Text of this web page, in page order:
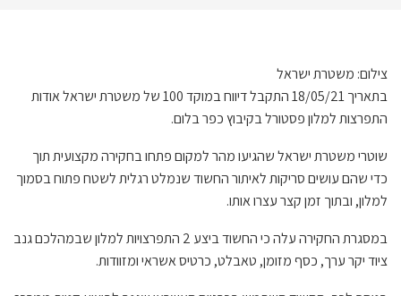
צילום: משטרת ישראל
בתאריך 18/05/21 התקבל דיווח במוקד 100 של משטרת ישראל אודות
התפרצות למלון פסטורל בקיבוץ כפר בלום.
שוטרי משטרת ישראל שהגיעו מהר למקום פתחו בחקירה מקצועית תוך
כדי שהם עושים סריקות לאיתור החשוד שנמלט רגלית לשטח פתוח בסמוך
למלון, ובתוך זמן קצר עצרו אותו.
במסגרת החקירה עלה כי החשוד ביצע 2 התפרצויות למלון שבמהלכם גנב
ציוד יקר ערך, כסף מזומן, טאבלט, כרטיס אשראי ומזוודות.